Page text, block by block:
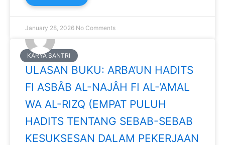
January 28, 2026 No Comments
KARYA SANTRI
ULASAN BUKU: ARBA‘UN HADITS
FI ASBÂB AL-NAJÂH FI AL-‘AMAL
WA AL-RIZQ (EMPAT PULUH
HADITS TENTANG SEBAB-SEBAB
KESUKSESAN DALAM PEKERJAAN